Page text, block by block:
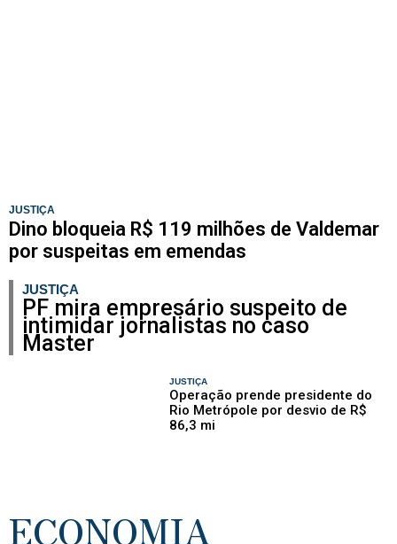
JUSTIÇA
Dino bloqueia R$ 119 milhões de Valdemar
por suspeitas em emendas
JUSTIÇA
PF mira empresário suspeito de
intimidar jornalistas no caso
Master
JUSTIÇA
Operação prende presidente do
Rio Metrópole por desvio de R$
86,3 mi
ECONOMIA